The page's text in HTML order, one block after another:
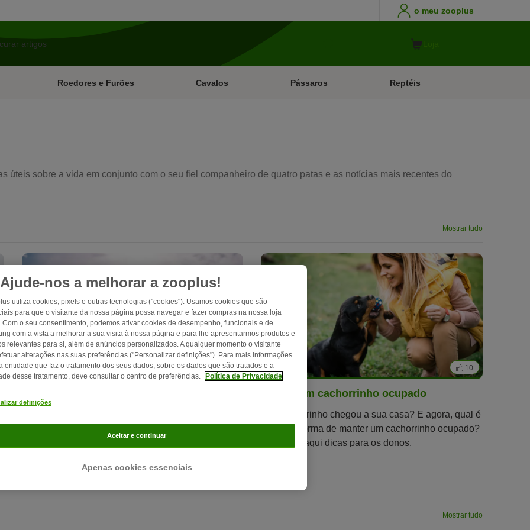
o meu zooplus
Roedores e Furões Cavalos Pássaros Reptéis
úteis sobre a vida em conjunto com o seu fiel companheiro de quatro patas e as notícias mais recentes do
Mostrar tudo
9 min 8 10
Manter um cachorrinho ocupado
Um cachorrinho chegou a sua casa? E agora, qual é
a melhor forma de manter um cachorrinho ocupado?
Descubra aqui dicas para os donos.
Mostrar tudo
Ajude-nos a melhorar a zooplus!
utiliza cookies, pixels e outras tecnologias ("cookies"). Usamos cookies que são
para que o visitante da nossa página possa navegar e fazer compras na nossa loja
Com o seu consentimento, podemos ativar cookies de desempenho, funcionais e de
com a vista a melhorar a sua visita à nossa página e para lhe apresentarmos produtos e
relevantes para si, além de anúncios personalizados. A qualquer momento o visitante
alterações nas suas preferências ("Personalizar definições"). Para mais informações
entidade que faz o tratamento dos seus dados, sobre os dados que são tratados e a
desse tratamento, deve consultar o centro de preferências.
Política de Privacidade
definições
Apenas cookies essenciais
Aceitar e continuar